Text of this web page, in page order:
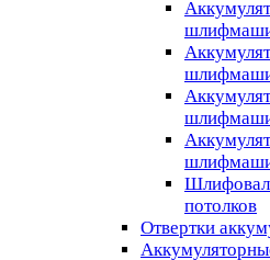
потолков
Отвертки